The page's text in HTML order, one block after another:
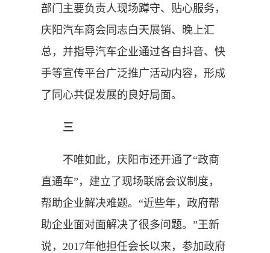
部门主要负责人现场蹲守、贴心服务，
庆阳汽车商会同志白天展销、晚上汇
总，并指导汽车企业通过各自抖音、快
手等宣传平台广泛推广活动内容，形成
了同心共促发展的良好局面。
三
不唯如此，庆阳市还开通了“政商
直通车”，建立了现场联席会议制度，
帮助企业解决难题。“近些年，政府帮
助企业面对面解决了很多问题。”王新
说，2017年他担任会长以来，参加政府